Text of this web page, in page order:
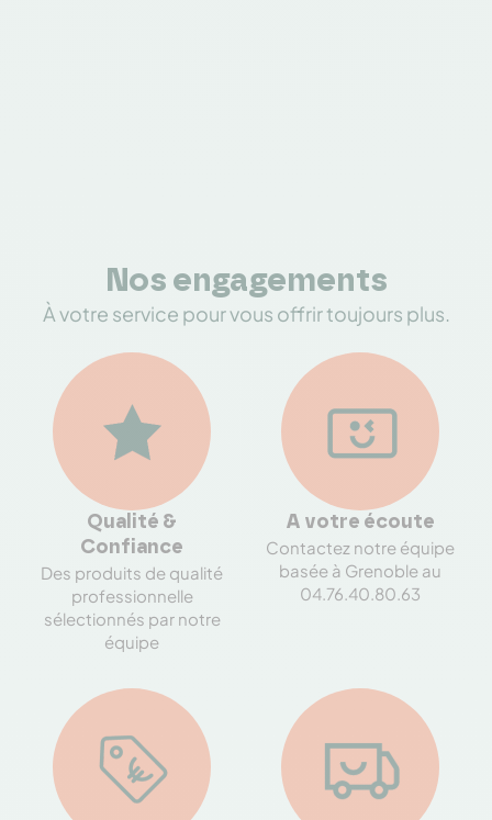
Nos engagements
À votre service pour vous offrir toujours plus.
Qualité &
Confiance
Des produits de qualité
professionnelle
sélectionnés par notre
équipe
A votre écoute
Contactez notre équipe
basée à Grenoble au
04.76.40.80.63